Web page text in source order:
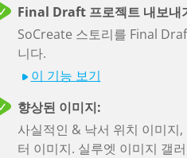
Final Draft 프로젝트 내보내
SoCreate 스토리를 Final
니다.
이 기능 보기
향상된 이미지:
사실적인 & 낙서 위치 이미지
터 이미지. 실루엣 이미지 갤
플랜에 대